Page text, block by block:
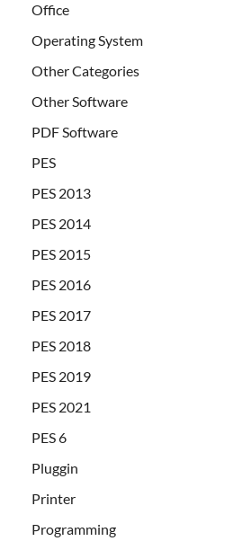
Office
Operating System
Other Categories
Other Software
PDF Software
PES
PES 2013
PES 2014
PES 2015
PES 2016
PES 2017
PES 2018
PES 2019
PES 2021
PES 6
Pluggin
Printer
Programming